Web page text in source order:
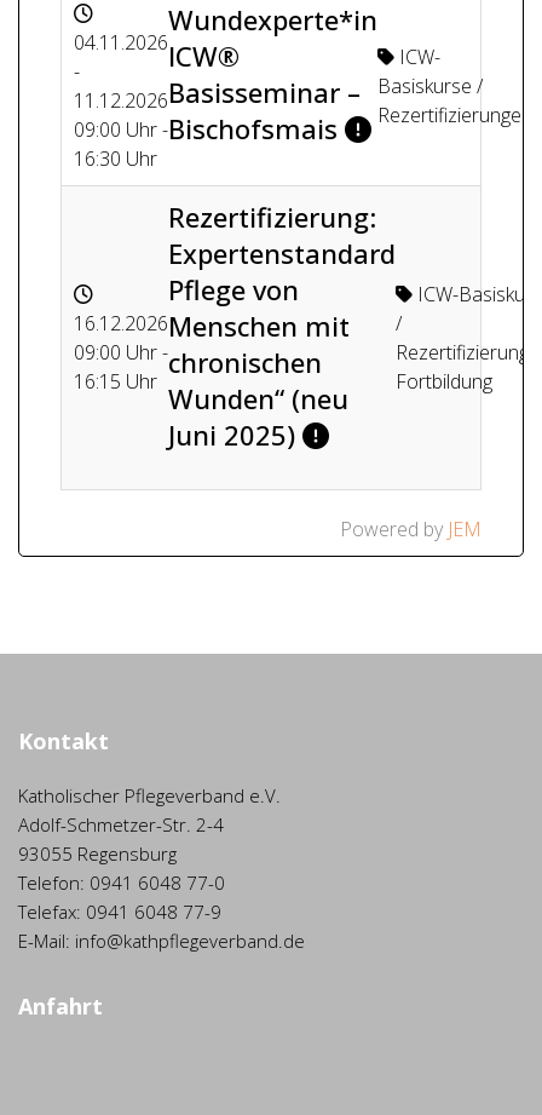
04.11.2026
-
11.12.2026
09:00 Uhr -
16:30 Uhr
Wundexperte*in
ICW®
Basisseminar –
Bischofsmais
ICW-
Basiskurse /
Rezertifizierungen
16.12.2026
09:00 Uhr -
16:15 Uhr
Rezertifizierung:
Expertenstandard
Pflege von
Menschen mit
chronischen
Wunden“ (neu
Juni 2025)
ICW-
/
Fortbildung
Powered by JEM
Kontakt
Katholischer Pflegeverband e.V.
Adolf-Schmetzer-Str. 2-4
93055 Regensburg
Telefon: 0941 6048 77-0
Telefax: 0941 6048 77-9
E-Mail: info@kathpflegeverband.de
Anfahrt